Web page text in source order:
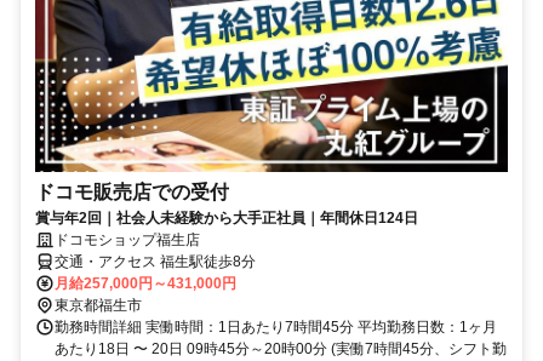
ドコモ販売店での受付
賞与年2回｜社会人未経験から大手正社員｜年間休日124日
ドコモショップ福生店
交通・アクセス 福生駅徒歩8分
月給257,000円～431,000円
東京都福生市
勤務時間詳細 実働時間：1日あたり7時間45分 平均勤務日数：1ヶ月
あたり18日 〜 20日 09時45分～20時00分 (実働7時間45分、シフト勤